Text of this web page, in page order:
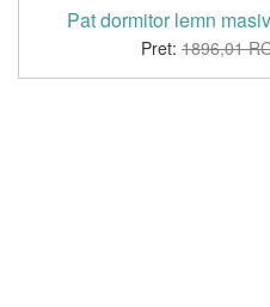
Pat dormitor lemn
Pret: 1896,01